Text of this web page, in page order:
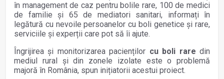
în management de caz pentru bolile rare, 100 de medici
de familie și 65 de mediatori sanitari, informați în
legătură cu nevoile persoanelor cu boli genetice și rare,
serviciile și experții care pot să îi ajute.
Îngrijirea și monitorizarea pacienților cu boli rare din
mediul rural și din zonele izolate este o problemă
majoră în România, spun inițiatorii acestui proiect.